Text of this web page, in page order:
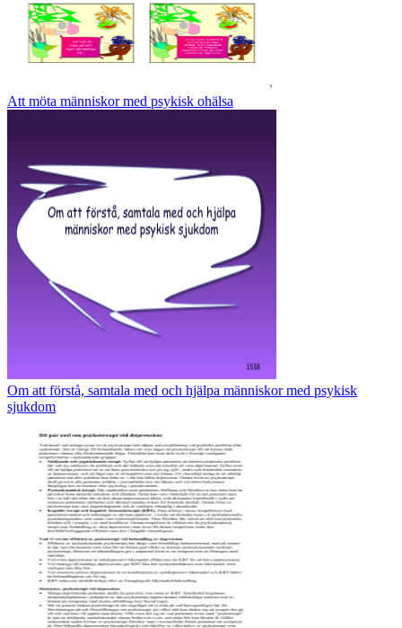
Att möta människor med psykisk ohälsa
Om att förstå, samtala med och hjälpa människor med psykisk
sjukdom